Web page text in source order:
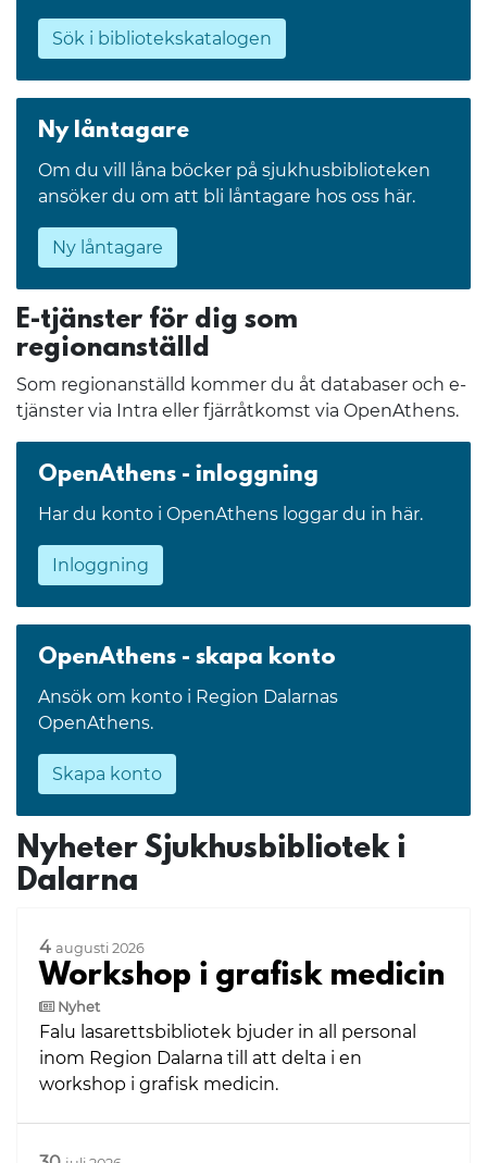
Sök i bibliotekskatalogen
Ny låntagare
Om du vill låna böcker på sjukhusbiblioteken
ansöker du om att bli låntagare hos oss här.
Ny låntagare
E-tjänster för dig som
regionanställd
Som regionanställd kommer du åt databaser och e-
tjänster via Intra eller fjärråtkomst via OpenAthens.
OpenAthens - inloggning
Har du konto i OpenAthens loggar du in här.
Inloggning
OpenAthens - skapa konto
Ansök om konto i Region Dalarnas
OpenAthens.
Skapa konto
Nyheter Sjukhusbibliotek i
Dalarna
4 augusti 2026
Workshop i grafisk medicin
Nyhet
Falu lasarettsbibliotek bjuder in all personal
inom Region Dalarna till att delta i en
workshop i grafisk medicin.